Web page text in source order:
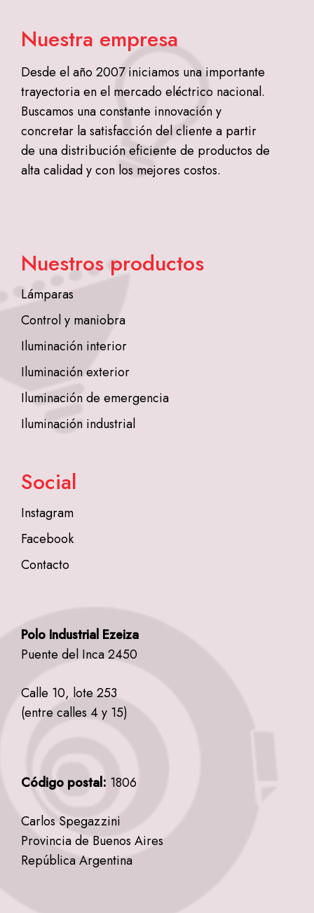
Nuestra empresa
Desde el año 2007 iniciamos una importante
trayectoria en el mercado eléctrico nacional.
Buscamos una constante innovación y
concretar la satisfacción del cliente a partir
de una distribución eficiente de productos de
alta calidad y con los mejores costos.
Nuestros productos
Lámparas
Control y maniobra
Iluminación interior
Iluminación exterior
Iluminación de emergencia
Iluminación industrial
Social
Instagram
Facebook
Contacto
Polo Industrial Ezeiza
Puente del Inca 2450
Calle 10, lote 253
(entre calles 4 y 15)
Código postal: 1806
Carlos Spegazzini
Provincia de Buenos Aires
República Argentina